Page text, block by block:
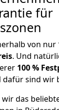
für
von nur
. Und
100 %
sind wir
das